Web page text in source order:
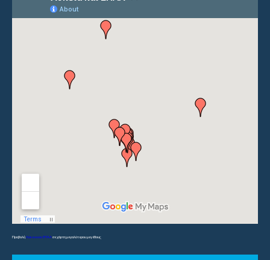
ΠροβολήΛύκεια και ΕΠΑΛσε χάρτη μεγαλύτερου μεγέθους